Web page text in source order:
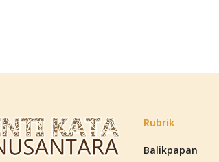
Rubrik
Balikpapan